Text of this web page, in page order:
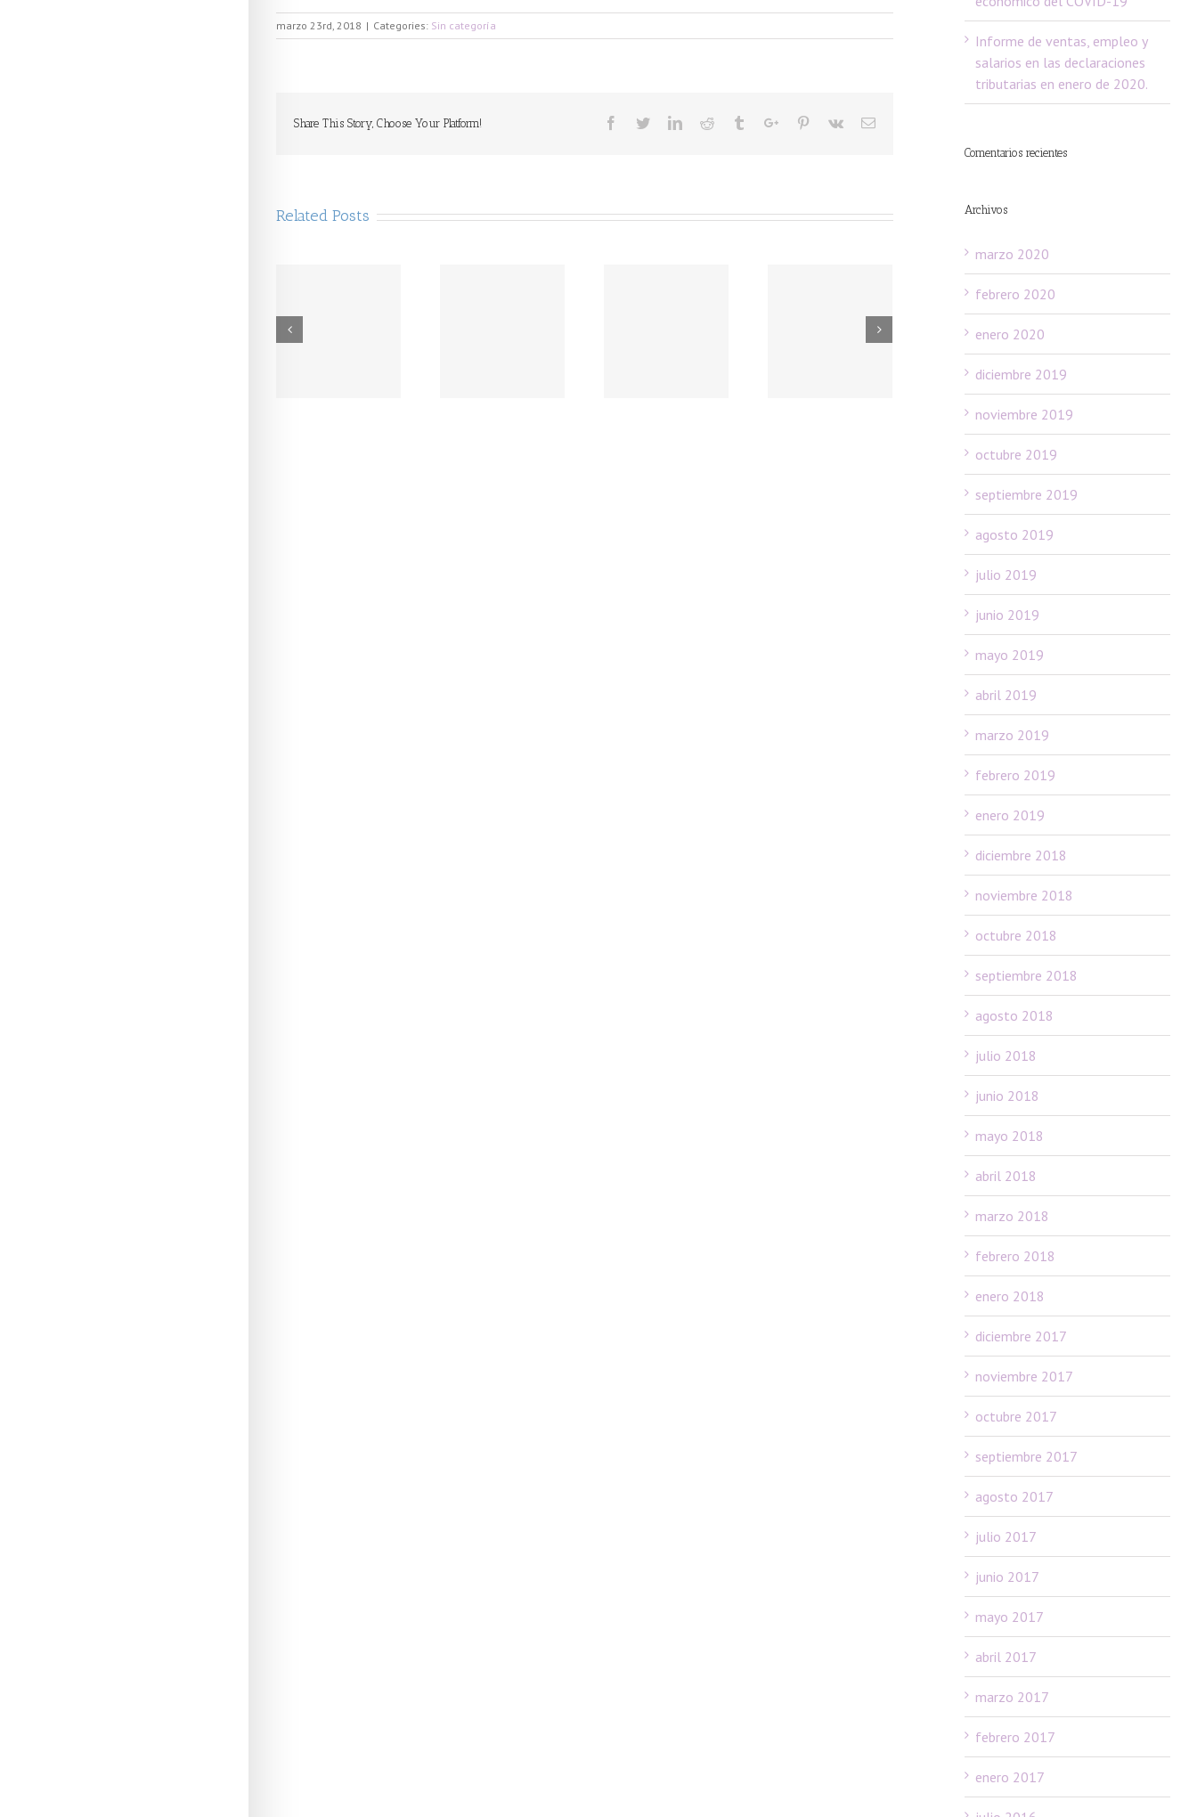
marzo 23rd, 2018 | Categories: Sin categoría
Share This Story, Choose Your Platform! Facebook
TwitterLinkedinReddit TumblrGoogle+Pinterest
Vk Email
Related Posts
Informe de ventas, empleo y
salarios en las declaraciones
tributarias en enero de 2020.
Comentarios recientes
Archivos
marzo 2020
febrero 2020
enero 2020
diciembre 2019
noviembre 2019
octubre 2019
septiembre 2019
agosto 2019
julio 2019
junio 2019
mayo 2019
abril 2019
marzo 2019
febrero 2019
enero 2019
diciembre 2018
noviembre 2018
octubre 2018
septiembre 2018
agosto 2018
julio 2018
junio 2018
mayo 2018
abril 2018
marzo 2018
febrero 2018
enero 2018
diciembre 2017
noviembre 2017
octubre 2017
septiembre 2017
agosto 2017
julio 2017
junio 2017
mayo 2017
abril 2017
marzo 2017
febrero 2017
enero 2017